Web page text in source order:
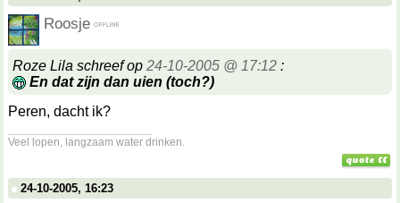
Roosje
Roze Lila schreef op 24-10-2005 @ 17:12 :
En dat zijn dan uien (toch?)
Peren, dacht ik?
Veel lopen, langzaam water drinken.
24-10-2005, 16:23